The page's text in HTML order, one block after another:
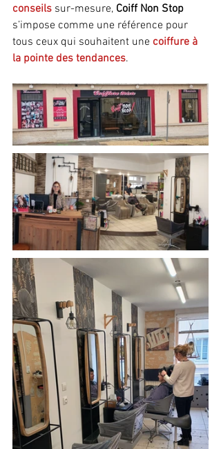
conseils sur-mesure, Coiff Non Stop
s’impose comme une référence pour
tous ceux qui souhaitent une coiffure à
la pointe des tendances.